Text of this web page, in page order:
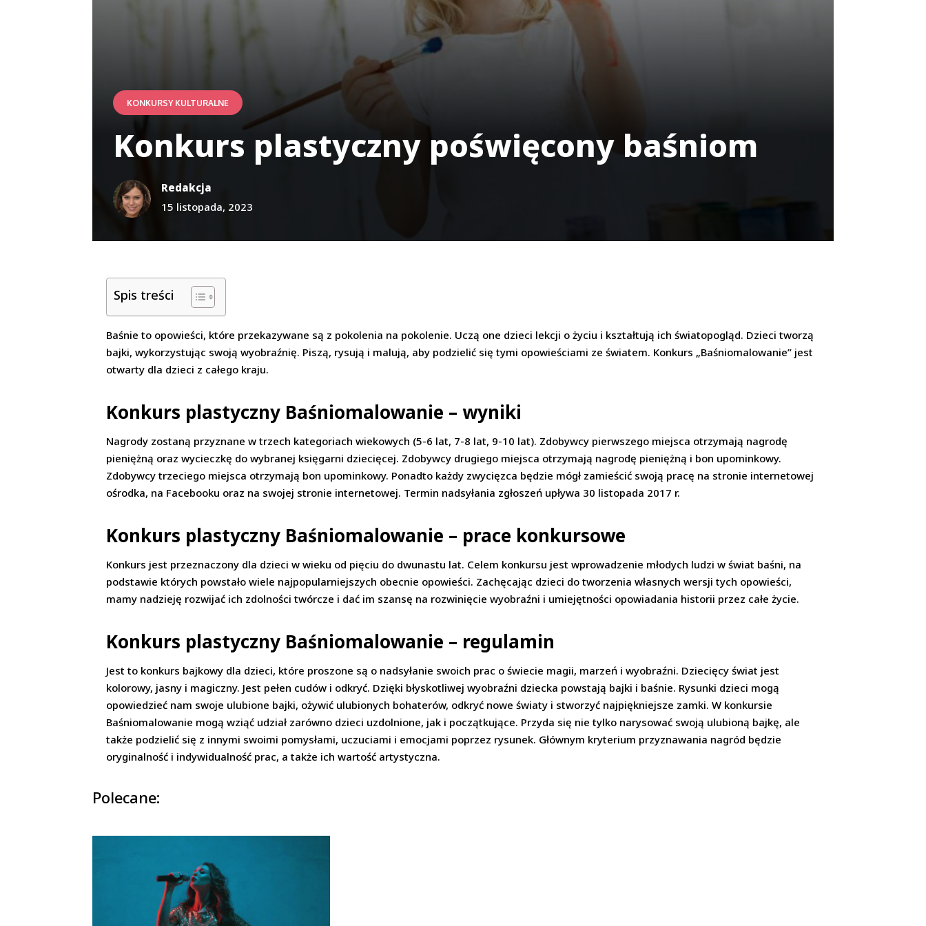
KONKURSY KULTURALNE
Konkurs plastyczny poświęcony baśniom
Redakcja
15 listopada, 2023
Spis treści
Baśnie to opowieści, które przekazywane są z pokolenia na pokolenie. Uczą one dzieci lekcji o życiu i kształtują ich światopogląd. Dzieci tworzą
bajki, wykorzystując swoją wyobraźnię. Piszą, rysują i malują, aby podzielić się tymi opowieściami ze światem. Konkurs „Baśniomalowanie” jest
otwarty dla dzieci z całego kraju.
Konkurs plastyczny Baśniomalowanie – wyniki
Nagrody zostaną przyznane w trzech kategoriach wiekowych (5-6 lat, 7-8 lat, 9-10 lat). Zdobywcy pierwszego miejsca otrzymają nagrodę
pieniężną oraz wycieczkę do wybranej księgarni dziecięcej. Zdobywcy drugiego miejsca otrzymają nagrodę pieniężną i bon upominkowy.
Zdobywcy trzeciego miejsca otrzymają bon upominkowy. Ponadto każdy zwycięzca będzie mógł zamieścić swoją pracę na stronie internetowej
ośrodka, na Facebooku oraz na swojej stronie internetowej. Termin nadsyłania zgłoszeń upływa 30 listopada 2017 r.
Konkurs plastyczny Baśniomalowanie – prace konkursowe
Konkurs jest przeznaczony dla dzieci w wieku od pięciu do dwunastu lat. Celem konkursu jest wprowadzenie młodych ludzi w świat baśni, na
podstawie których powstało wiele najpopularniejszych obecnie opowieści. Zachęcając dzieci do tworzenia własnych wersji tych opowieści,
mamy nadzieję rozwijać ich zdolności twórcze i dać im szansę na rozwinięcie wyobraźni i umiejętności opowiadania historii przez całe życie.
Konkurs plastyczny Baśniomalowanie – regulamin
Jest to konkurs bajkowy dla dzieci, które proszone są o nadsyłanie swoich prac o świecie magii, marzeń i wyobraźni. Dziecięcy świat jest
kolorowy, jasny i magiczny. Jest pełen cudów i odkryć. Dzięki błyskotliwej wyobraźni dziecka powstają bajki i baśnie. Rysunki dzieci mogą
opowiedzieć nam swoje ulubione bajki, ożywić ulubionych bohaterów, odkryć nowe światy i stworzyć najpiękniejsze zamki. W konkursie
Baśniomalowanie mogą wziąć udział zarówno dzieci uzdolnione, jak i początkujące. Przyda się nie tylko narysować swoją ulubioną bajkę, ale
także podzielić się z innymi swoimi pomysłami, uczuciami i emocjami poprzez rysunek. Głównym kryterium przyznawania nagród będzie
oryginalność i indywidualność prac, a także ich wartość artystyczna.
Polecane: